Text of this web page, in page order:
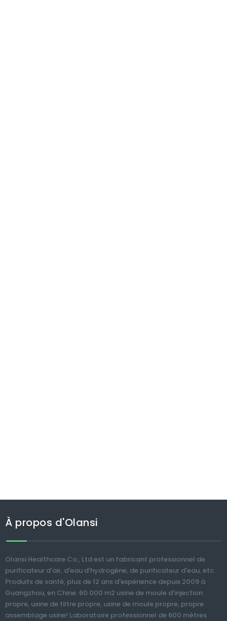
À propos d'Olansi
Olansi Healthcare Co., Ltd est un fabricant professionnel de
purificateur d'air, d'eau d'hydrogène, de purificateur d'eau, etc.
Produits de santé, plus de 12 ans d'expérience depuis 2009 à
Guangzhou, en Chine. 60 000 m2 usine de moule d'injection
propre, usine de filtre propre, usine de moule propre, propre
assemblage usine! Laboratoire professionnel de 600 mètres